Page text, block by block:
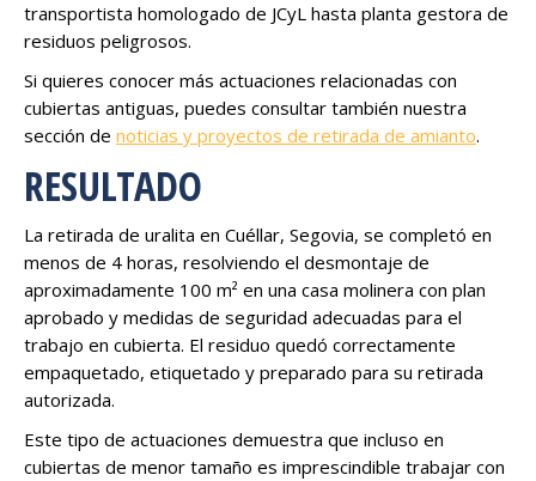
transportista homologado de JCyL hasta planta gestora de
residuos peligrosos.
Si quieres conocer más actuaciones relacionadas con
cubiertas antiguas, puedes consultar también nuestra
sección de noticias y proyectos de retirada de amianto.
RESULTADO
La retirada de uralita en Cuéllar, Segovia, se completó en
menos de 4 horas, resolviendo el desmontaje de
aproximadamente 100 m² en una casa molinera con plan
aprobado y medidas de seguridad adecuadas para el
trabajo en cubierta. El residuo quedó correctamente
empaquetado, etiquetado y preparado para su retirada
autorizada.
Este tipo de actuaciones demuestra que incluso en
cubiertas de menor tamaño es imprescindible trabajar con